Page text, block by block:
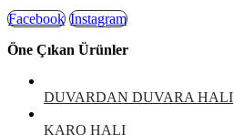
Facebook Instagram
Öne Çıkan Ürünler
DUVARDAN DUVARA HALI
KARO HALI